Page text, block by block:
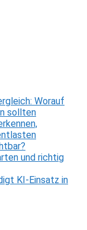
Worauf
sollten
und richtig
KI-Einsatz in